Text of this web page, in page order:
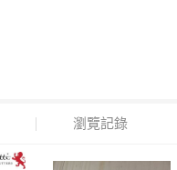
瀏覽記錄